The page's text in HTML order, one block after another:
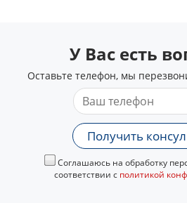
У Вас есть
Оставьте телефон, мы
Получить
Соглашаюсь на обработку
соответствии с политикой